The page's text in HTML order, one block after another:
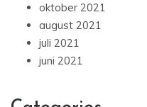
oktober 2021
august 2021
juli 2021
juni 2021